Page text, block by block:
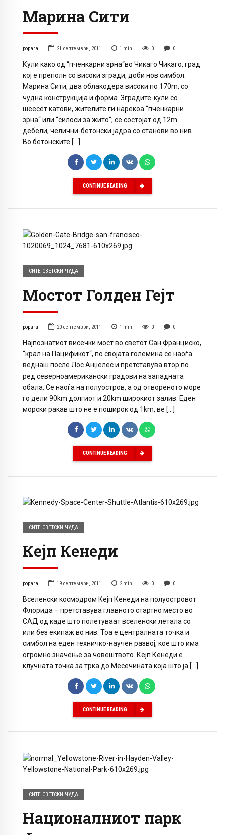
Марина Сити
popara 21 септември, 2011 1 min 0 0
Кули како од “пченкарни зрна“во Чикаго Чикаго, град
кој е преполн со високи згради, доби нов симбол:
Марина Сити, два облакодера високи по 170m, со
чудна конструкција и форма. Зградите-кули со
шеесет катови, жителите ги нарекоа “пченкарни
зрна“ или “силоси за жито“; се состојат од 12m
дебели, челични-бетонски јадра со станови во нив.
Во бетонските […]
CONTINUE READING
СИТЕ СВЕТСКИ ЧУДА
Мостот Голден Гејт
popara 20 септември, 2011 1 min 0 0
Најпознатиот висечки мост во светот Сан Франциско,
“крал на Пацификот“, по својата големина се наоѓа
веднаш после Лос Анџелес и претставува втор по
ред северноамерикански градови на западната
обала. Се наоѓа на полуостров, а од отвореното море
го дели 90km долгиот и 20km широкиот залив. Еден
морски ракав што не е поширок од 1km, ве […]
CONTINUE READING
СИТЕ СВЕТСКИ ЧУДА
Кејп Кенеди
popara 19 септември, 2011 2 min 0 0
Вселенски космодром Кејп Кенеди на полуостровот
Флорида – претставува главното стартно место во
САД од каде што полетуваат вселенски летала со
или без екипаж во нив. Тоа е централната точка и
симбол на еден техничко-научен развој, кое што има
огромно значење за чoвештвото. Кејп Кенеди е
клучната точка за трка до Месечината која што ја […]
CONTINUE READING
СИТЕ СВЕТСКИ ЧУДА
Националниот парк